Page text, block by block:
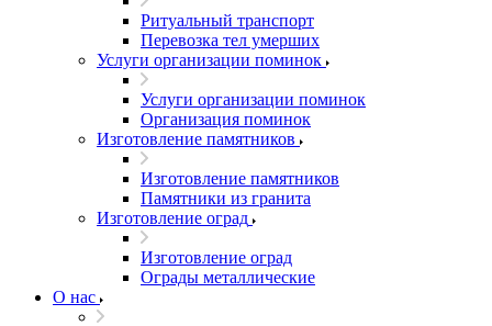
Ритуальный транспорт
Перевозка тел умерших
Услуги организации поминок
Услуги организации поминок
Организация поминок
Изготовление памятников
Изготовление памятников
Памятники из гранита
Изготовление оград
Изготовление оград
Ограды металлические
О нас